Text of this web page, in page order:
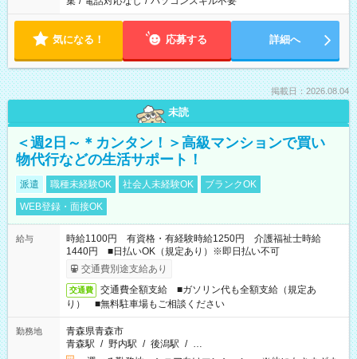
気になる！ 応募する 詳細へ
掲載日：2026.08.04
未読
＜週2日～＊カンタン！＞高級マンションで買い
物代行などの生活サポート！
派遣 職種未経験OK 社会人未経験OK
ブランクOK
WEB登録・面接OK
給与
時給1100円 有資格・有経験時給1250円 介護福祉士時給
1440円 ■日払いOK（規定あり）※即日払い不可
交通費別途支給あり
交通費
交通費全額支給 ■ガソリン代も全額支給（規定あ
り） ■無料駐車場もご相談ください
勤務地
青森県青森市
青森駅 / 野内駅 / 後潟駅 / …